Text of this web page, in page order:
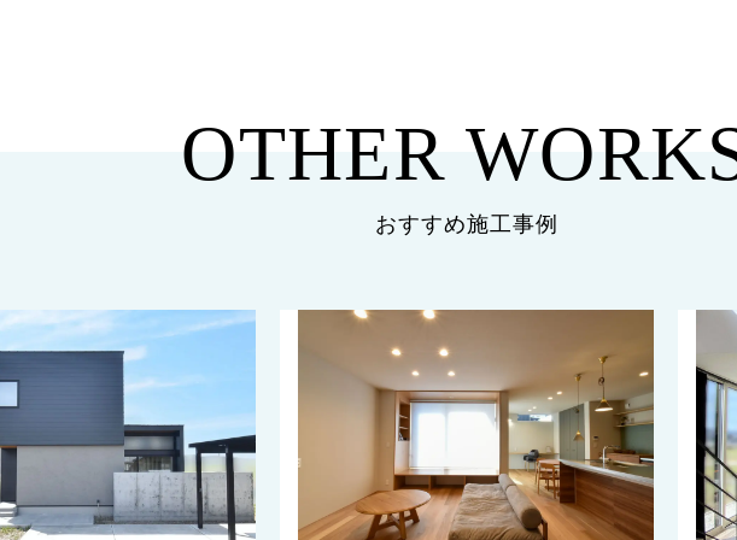
OTHER
おすすめ施工事例